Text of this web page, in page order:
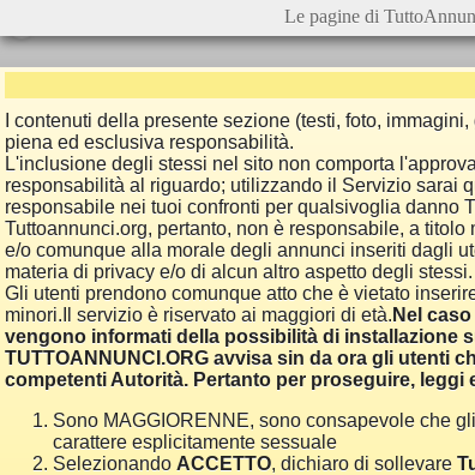
I contenuti della presente sezione (testi, foto,
piena ed esclusiva responsabilità.
L'inclusione degli stessi nel sito non comporta
responsabilità al riguardo; utilizzando il Servizio sarai
responsabile nei tuoi confronti per qualsivoglia danno
Tuttoannunci.org, pertanto, non è responsabile, a
e/o comunque alla morale degli annunci inseriti dagli
materia di privacy e/o di alcun altro aspetto degli stessi.
Gli utenti prendono comunque atto che è vietato
minori.Il servizio è riservato ai maggiori di età. Nel
vengono informati della possibilità di installazione
TUTTOANNUNCI.ORG avvisa sin da ora gli utenti
competenti Autorità. Pertanto per proseguire, leggi
Sono MAGGIORENNE, sono consapevole che
carattere esplicitamente sessuale
Selezionando ACCETTO, dichiaro di sollevare
Le pagine di